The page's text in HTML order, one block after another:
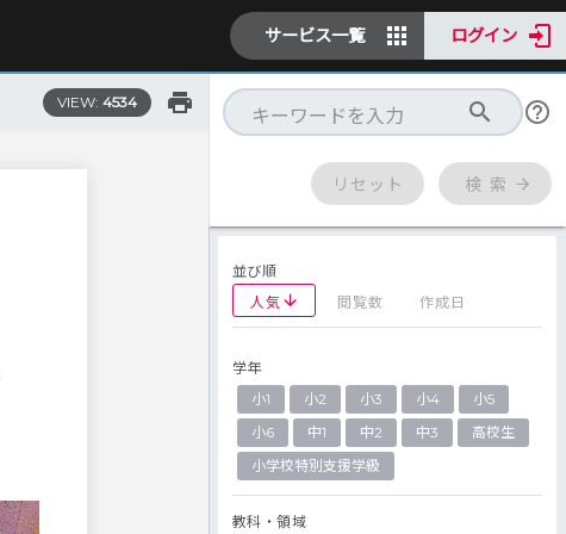
サービス一覧 ログイン
VIEW: 4534
リセット 検 索
並び順
人気
閲覧数 作成日
学年
小1
小2 小3 小4
小5
小6
中1 中2 中3
高校生
小学校特別支援学級
教科・領域